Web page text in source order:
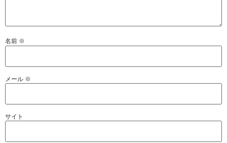
名前 ※
メール ※
サイト